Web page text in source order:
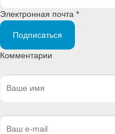
Электронная почта *
Подписаться
Комментарии